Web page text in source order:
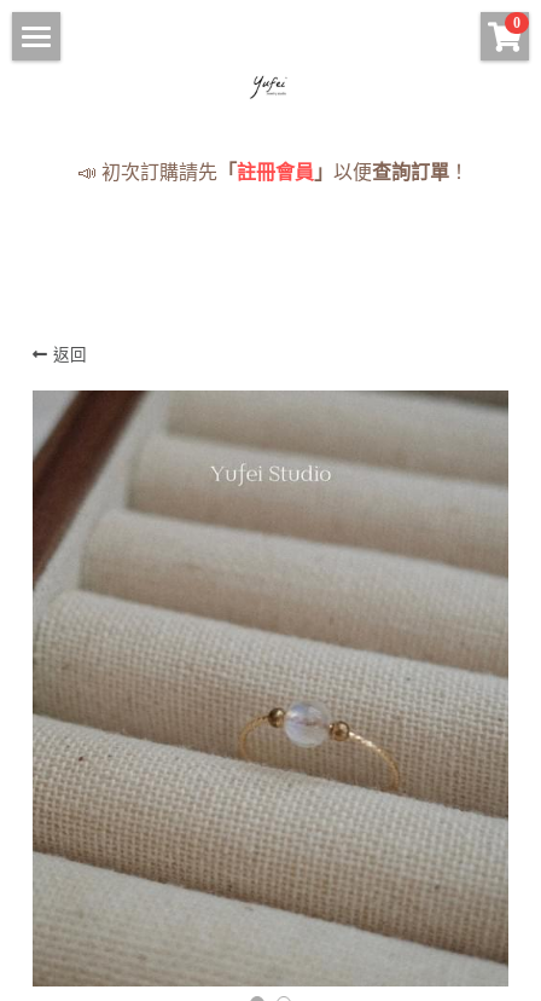
📣 初次訂購請先「註冊會員 」 以便查詢訂單！
0
戒指
《蠟線編繩系列》
NOTICE
付款資訊（匯款回覆單）
訂購須知與流程
海外訂購（港澳）
材質說明與保養須知
搜索
返回
×
項鍊 Necklaces
· 蠟線編織專區
現貨
售完